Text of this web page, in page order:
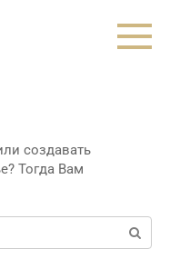
создавать
Тогда Вам